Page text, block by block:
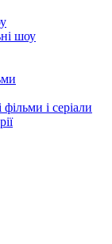
шоу
фільми і серіали